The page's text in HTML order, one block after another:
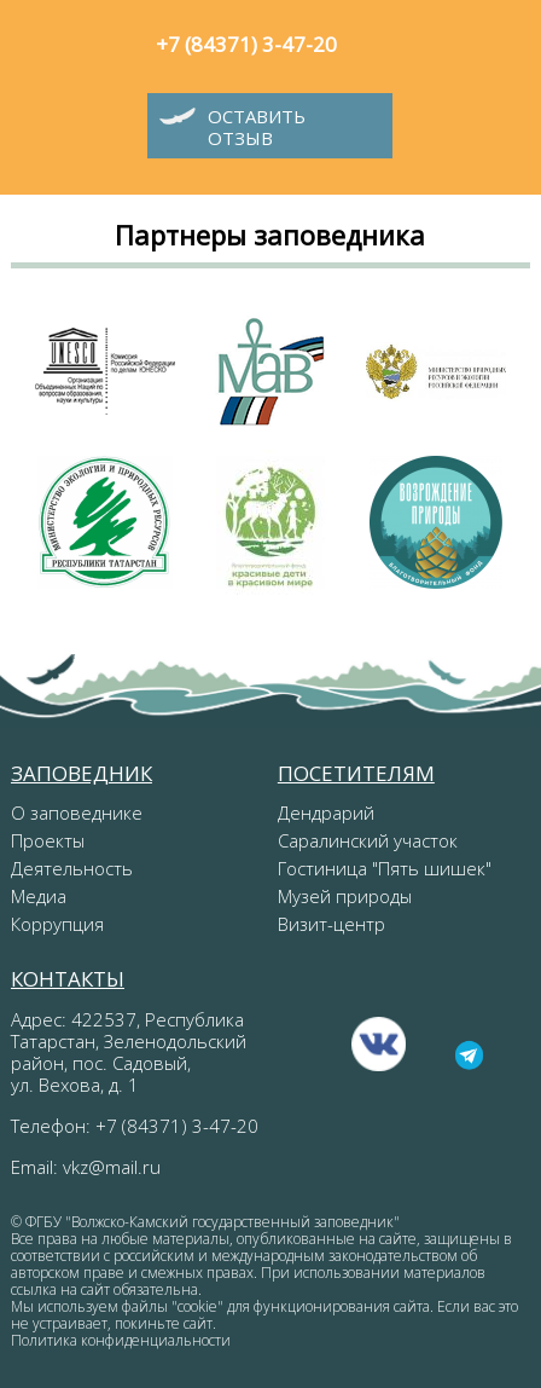
+7 (84371) 3-47-20
ОСТАВИТЬ
ОТЗЫВ
Партнеры заповедника
ЗАПОВЕДНИК
О заповеднике
Проекты
Деятельность
Медиа
Коррупция
ПОСЕТИТЕЛЯМ
Дендрарий
Саралинский участок
Гостиница "Пять шишек"
Музей природы
Визит-центр
КОНТАКТЫ
Адрес: 422537, Республика
Татарстан, Зеленодольский
район, пос. Садовый,
ул. Вехова, д. 1
Телефон: +7 (84371) 3-47-20
Email: vkz@mail.ru
© ФГБУ "Волжско-Камский государственный заповедник"
Все права на любые материалы, опубликованные на сайте, защищены в
соответствии с российским и международным законодательством об
авторском праве и смежных правах. При использовании материалов
ссылка на сайт обязательна.
Мы используем файлы "cookie" для функционирования сайта. Если вас это
не устраивает, покиньте сайт.
Политика конфиденциальности